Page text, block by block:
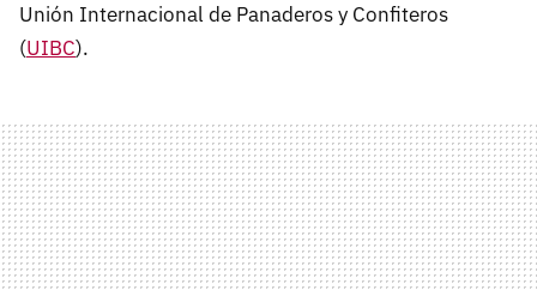
Unión Internacional de Panaderos y Confiteros
(UIBC).